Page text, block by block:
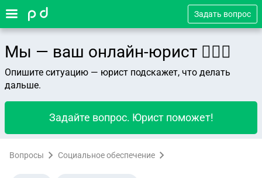
Задать вопрос
Мы — ваш онлайн-юрист 👨🏻‍⚖️
Опишите ситуацию — юрист подскажет, что делать
дальше.
Задайте вопрос. Юрист поможет!
Вопросы Социальное обеспечение